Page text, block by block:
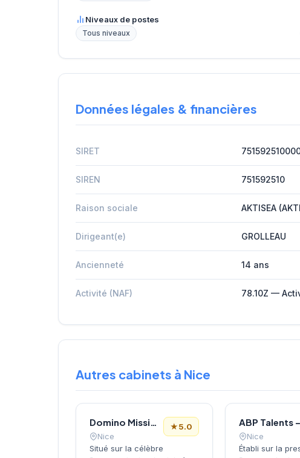
Niveaux de postes
Tous niveaux
Données légales & financières
SIRET
SIREN 751592510
Raison sociale AKTISEA
Dirigeant(e) GROLLEAU
Ancienneté 14 ans
Activité (NAF) 78.10Z —
Autres cabinets à Nice
Domino Missions Nice
Nice
★5.0
Situé sur la célèbre
Nice
Établi sur la